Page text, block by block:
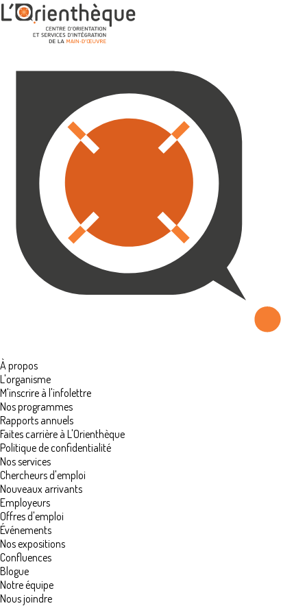
À propos
L'organisme
M'inscrire à l'infolettre
Nos programmes
Rapports annuels
Faites carrière à L'Orienthèque
Politique de confidentialité
Nos services
Chercheurs d'emploi
Nouveaux arrivants
Employeurs
Offres d'emploi
Événements
Nos expositions
Confluences
Blogue
Notre équipe
Nous joindre